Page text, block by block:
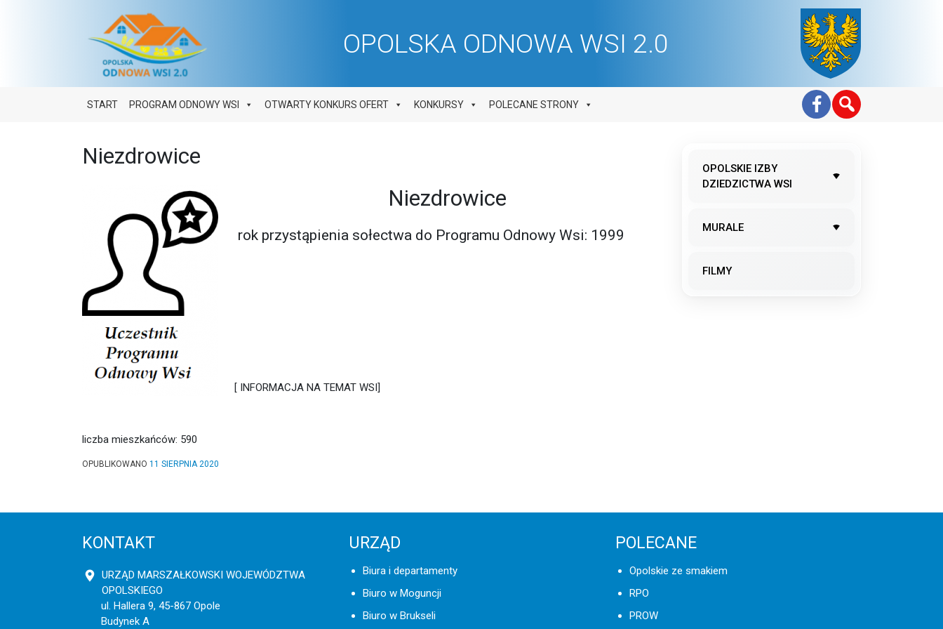
Main Navigation OPOLSKA ODNOWA WSI 2.0
START PROGRAM ODNOWY WSI OTWARTY KONKURS OFERT KONKURSY POLECANE STRONY
Niezdrowice
Niezdrowice
rok przystąpienia sołectwa do Programu Odnowy Wsi: 1999
[ INFORMACJA NA TEMAT WSI]
liczba mieszkańców: 590
OPUBLIKOWANO 11 SIERPNIA 2020
OPOLSKIE IZBY
DZIEDZICTWA WSI
MURALE
FILMY
KONTAKT
URZĄD MARSZAŁKOWSKI WOJEWÓDZTWA
OPOLSKIEGO
ul. Hallera 9, 45-867 Opole
Budynek A
URZĄD
Biura i departamenty
Biuro w Moguncji
Biuro w Brukseli
POLECANE
Opolskie ze smakiem
RPO
PROW